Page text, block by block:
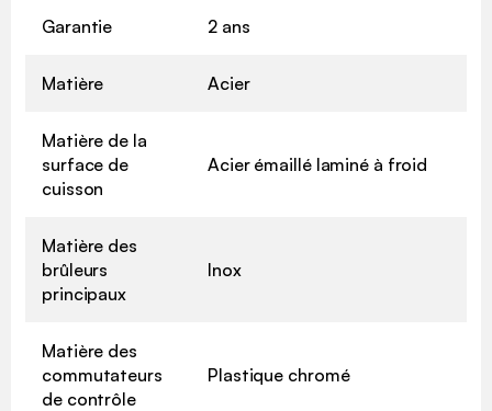
Garantie 2 ans
Matière Acier
Matière de la
surface de
cuisson
Acier émaillé laminé à froid
Matière des
brûleurs
principaux
Inox
Matière des
commutateurs
de contrôle
Plastique chromé